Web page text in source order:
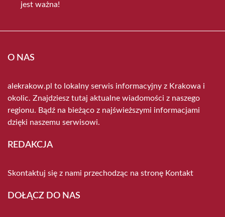
jest ważna!
O NAS
alekrakow.pl to lokalny serwis informacyjny z Krakowa i
okolic. Znajdziesz tutaj aktualne wiadomości z naszego
regionu. Bądź na bieżąco z najświeższymi informacjami
dzięki naszemu serwisowi.
REDAKCJA
Skontaktuj się z nami przechodząc na stronę Kontakt
DOŁĄCZ DO NAS